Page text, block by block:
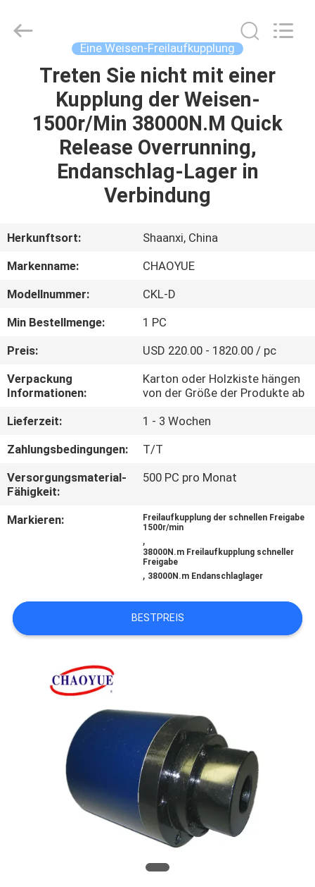
HAUS
PRODUKTE
FABRIK-
AUSFLUG
QUALITÄTSKONTROLLE
TRETEN
SIE
MIT
UNS
IN
VERBINDUNG
NACHRICHTEN
FORDERN
SIE EIN
SITEMAP
PRIVACY
POLICY
Eine Weisen-Freilaufkupplung
Treten Sie nicht mit einer
Kupplung der Weisen-
1500r/Min 38000N.M Quick
Release Overrunning,
Endanschlag-Lager in
Verbindung
Herkunftsort:
Shaanxi, China
Markenname:
CHAOYUE
Modellnummer:
CKL-D
Min Bestellmenge:
1 PC
Preis:
USD 220.00 - 1820.00 / pc
Verpackung
Informationen:
Karton oder Holzkiste hängen
von der Größe der Produkte ab
Lieferzeit:
1 - 3 Wochen
Zahlungsbedingungen:
T/T
Versorgungsmaterial-
Fähigkeit:
500 PC pro Monat
Markieren:
Freilaufkupplung der schnellen Freigabe
1500r/min
,
38000N.m Freilaufkupplung schneller
Freigabe
, 38000N.m Endanschlaglager
BESTPREIS